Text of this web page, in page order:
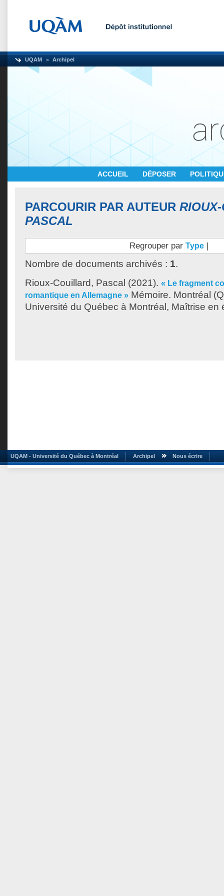
UQAM Archipel
ACCUEIL DÉPOSER
PARCOURIR PAR AUTEUR
PASCAL
Regrouper par Type |
Nombre de documents archivés : 1.
Rioux-Couillard, Pascal (2021). « Le fragment
romantique en Allemagne » Mémoire. Montréal
Université du Québec à Montréal, Maîtrise en
UQAM - Université du Québec à Montréal Archipel Nous écrire